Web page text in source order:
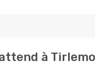
à